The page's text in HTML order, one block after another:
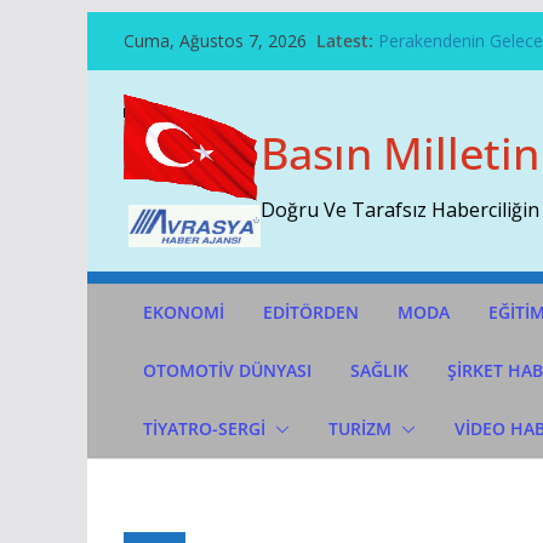
Cuma, Ağustos 7, 2026 Latest: Perakendenin
Temmuz Ayı
Sivri Biber
İTO’ya Göre,
Basın
Doğru Ve Tarafsız
EKONOMİ EDİTÖRDEN MODA EĞİTİM
OTOMOTIV DÜNYASI SAĞLIK ŞİRKET
TİYATRO-SERGİ TURİZM VİDEO